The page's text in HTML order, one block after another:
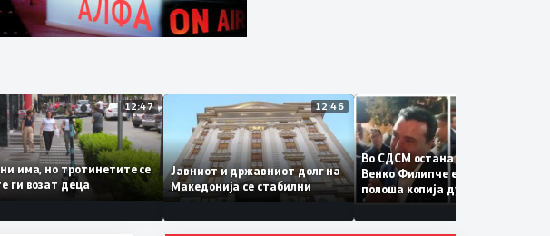
12:47
Казни има, но тротинетите се
уште ги возат деца
12:46
Јавниот и државниот долг на
Македонија се стабилни
Во СДСМ остана само
Венко Филипче е само бледа
полоша копија дури и од
Заев